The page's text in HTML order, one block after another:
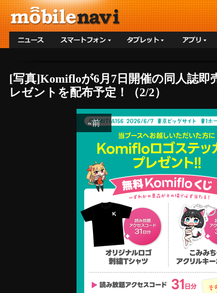
[写真]Komifloが6月7日開催の同人誌
レゼントを配布予定！（2/2）
«前